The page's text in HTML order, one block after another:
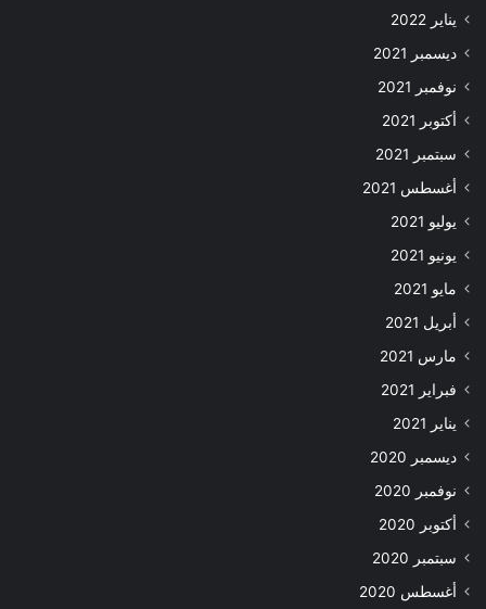
يناير 2022
ديسمبر 2021
نوفمبر 2021
أكتوبر 2021
سبتمبر 2021
أغسطس 2021
يوليو 2021
يونيو 2021
مايو 2021
أبريل 2021
مارس 2021
فبراير 2021
يناير 2021
ديسمبر 2020
نوفمبر 2020
أكتوبر 2020
سبتمبر 2020
أغسطس 2020